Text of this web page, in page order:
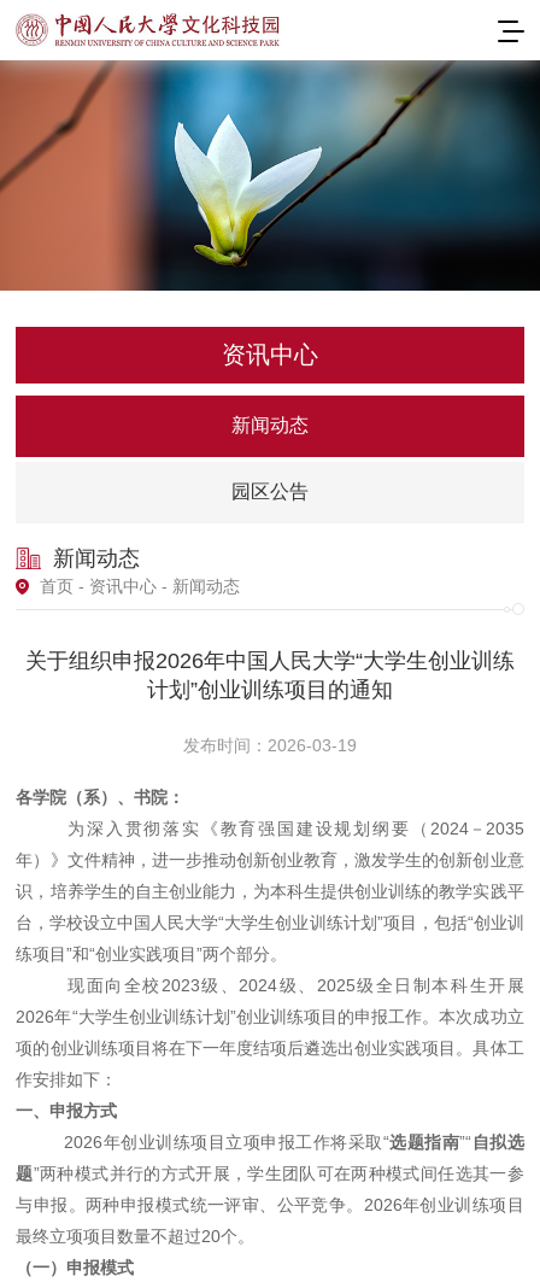
资讯中心
新闻动态
园区公告
新闻动态
首页 - 资讯中心 - 新闻动态
关于组织申报2026年中国人民大学“大学生创业训练
计划”创业训练项目的通知
发布时间：2026-03-19
各学院（系）、书院：
为深入贯彻落实《教育强国建设规划纲要（ 2024－2035
年）》文件精神，进一步推动创新创业教育，激发学生的创新创业意
识，培养学生的自主创业能力，为本科生提供创业训练的教学实践平
台，学校设立中国人民大学“大学生创业训练计划”项目，包括“创业训
练项目”和“创业实践项目”两个部分。
现面向全校 2023级、2024级、2025级全日制本科生开展
2026年“大学生创业训练计划”创业训练项目的申报工作。本次成功立
项的创业训练项目将在下一年度结项后遴选出创业实践项目。具体工
作安排如下：
一、申报方式
2026年创业训练项目立项申报工作将采取“选题指南”“ 自拟选
题”两种模式并行的方式开展，学生团队可在两种模式间任选其一参
与申报。两种申报模式统一评审、公平竞争。2026年创业训练项目
最终立项项目数量不超过20个。
（一）申报模式